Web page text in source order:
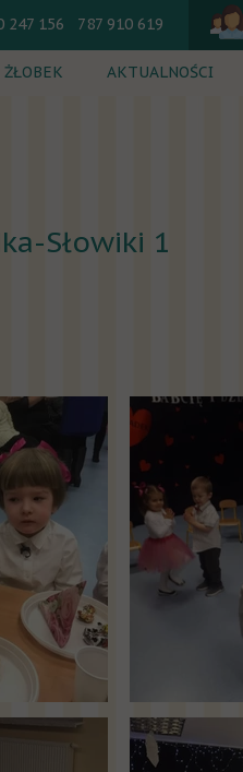
ŻŁOBEK
Cennik
AKTUALNOŚCI
247 156 787 910 619
Słowiki 1